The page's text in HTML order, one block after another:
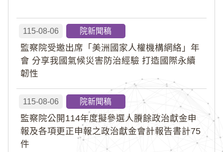
115-08-06 院新聞稿
監察院受邀出席「美洲國家人權機構網絡」年
會 分享我國氣候災害防治經驗 打造國際永續
韌性
115-08-06 院新聞稿
監察院公開114年度擬參選人賸餘政治獻金申
報及各項更正申報之政治獻金會計報告書計75
件